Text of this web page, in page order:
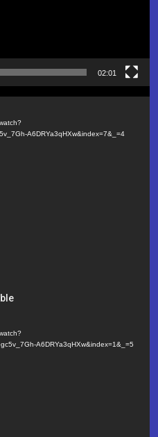
02:01
A6DRYa3qHXw&index=7&_=4
A6DRYa3qHXw&index=1&_=5